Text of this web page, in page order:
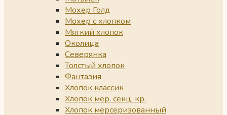
Мохер Голд
Мохер с хлопком
Мягкий хлопок
Околица
Северянка
Толстый хлопок
Фантазия
Хлопок классик
Хлопок мер. секц. кр.
Хлопок мерсеризованный